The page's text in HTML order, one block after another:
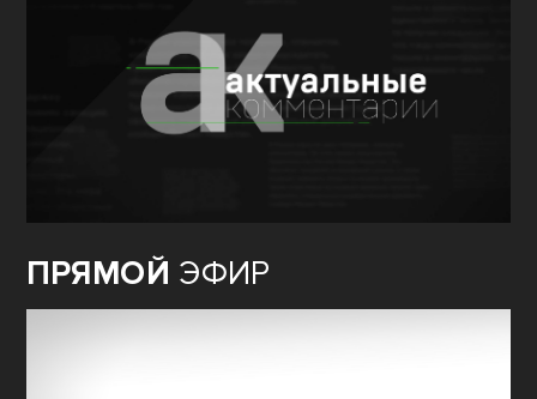
ПРЯМОЙ ЭФИР